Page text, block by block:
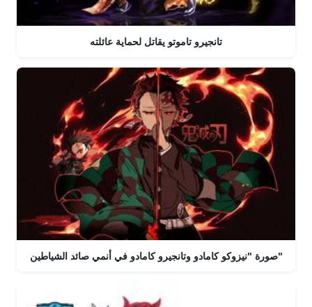
تانجيرو تاموتو يقاتل لحماية عائلته
صورة "نيزوكو كامادو وتانجيرو كامادو في أنمي صائد الشياطين"